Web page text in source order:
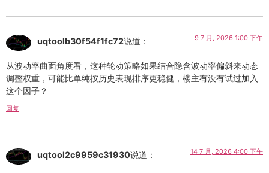
uqtoolb30f54f1fc72说道： 9 7 月, 2026 1:00 下午
从波动率曲面角度看，这种轮动策略如果结合隐含波动率偏斜来动态
调整权重，可能比单纯按历史表现排序更稳健，楼主有没有试过加入
这个因子？
回复
uqtool2c9959c31930说道： 14 7 月, 2026 4:00 下午